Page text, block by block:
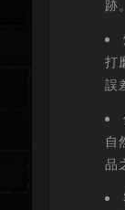
跡。
打
誤
自
品